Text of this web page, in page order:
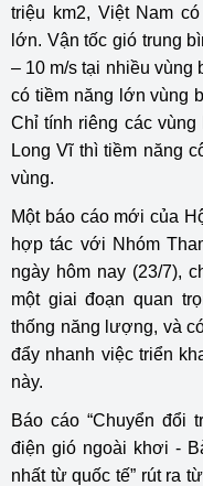
triệu km2, Việt Nam
lớn. Vận tốc gió trung
– 10 m/s tại nhiều vùng
có tiềm năng lớn vùng
Chỉ tính riêng các vùng
Long Vĩ thì tiềm năng
vùng.
Một báo cáo mới của
hợp tác với Nhóm
ngày hôm nay (23/7),
một giai đoạn quan
thống năng lượng, và
đẩy nhanh việc triển
này.
Báo cáo “Chuyển đổi
điện gió ngoài khơi -
nhất từ quốc tế” rút ra